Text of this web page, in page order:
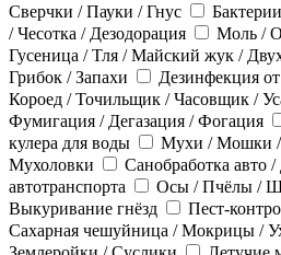
Сверчки / Пауки / Гнус
/ Чесотка / Дезодорация
Моль /
Гусеница / Тля / Майский жук /
Грибок / Запахи
Дезинфекция
Короед / Точильщик / Часовщик /
Фумигация / Дегазация / Фогация
кулера для воды
Мухи / Мошки
Мухоловки
Санобработка авто
автотранспорта
Осы / Пчёлы /
Выкуривание гнёзд
Пест-
Сахарная чешуйница / Мокрицы /